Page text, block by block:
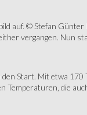
auf. © Stefan Günter
vergangen. Nun
Start. Mit etwa 170
Temperaturen, die